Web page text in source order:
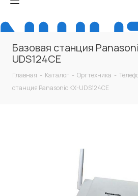
Базовая станция
UDS124CE
Главная - Каталог - Оргтехника -
станция Panasonic KX-UDS124CE